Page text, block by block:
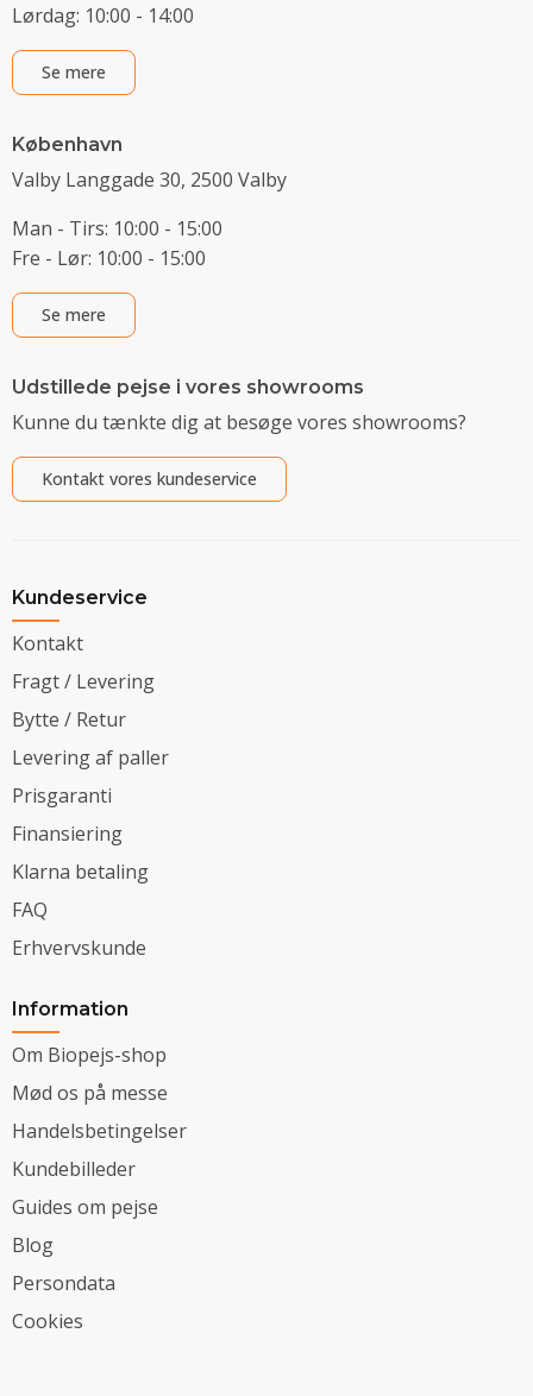
Lørdag: 10:00 - 14:00
Se mere
København
Valby Langgade 30, 2500 Valby
Man - Tirs: 10:00 - 15:00
Fre - Lør: 10:00 - 15:00
Se mere
Udstillede pejse i vores showrooms
Kunne du tænkte dig at besøge vores showrooms?
Kontakt vores kundeservice
Kundeservice
Kontakt
Fragt / Levering
Bytte / Retur
Levering af paller
Prisgaranti
Finansiering
Klarna betaling
FAQ
Erhvervskunde
Information
Om Biopejs-shop
Mød os på messe
Handelsbetingelser
Kundebilleder
Guides om pejse
Blog
Persondata
Cookies